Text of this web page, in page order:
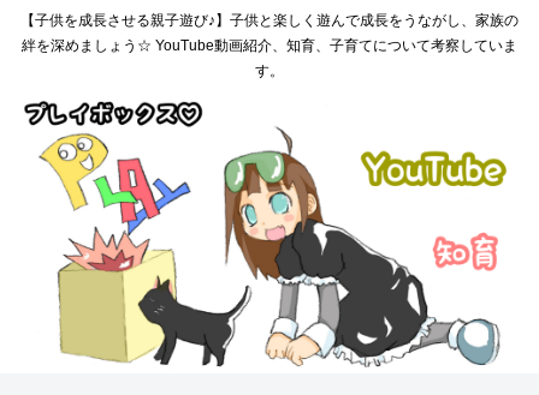
【子供を成長させる親子遊び♪】子供と楽しく遊んで成長をうながし、家族の
絆を深めましょう☆ YouTube動画紹介、知育、子育てについて考察していま
す。